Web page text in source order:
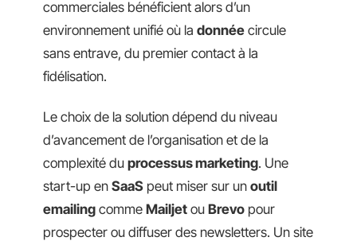
commerciales bénéficient alors d’un
environnement unifié où la donnée circule
sans entrave, du premier contact à la
fidélisation.
Le choix de la solution dépend du niveau
d’avancement de l’organisation et de la
complexité du processus marketing. Une
start-up en SaaS peut miser sur un outil
emailing comme Mailjet ou Brevo pour
prospecter ou diffuser des newsletters. Un site